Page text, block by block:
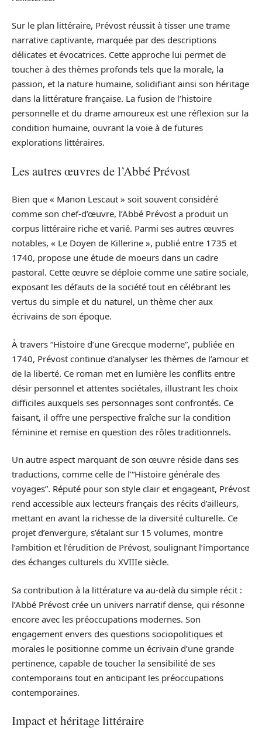
Sur le plan littéraire, Prévost réussit à tisser une trame
narrative captivante, marquée par des descriptions
délicates et évocatrices. Cette approche lui permet de
toucher à des thèmes profonds tels que la morale, la
passion, et la nature humaine, solidifiant ainsi son héritage
dans la littérature française. La fusion de l’histoire
personnelle et du drame amoureux est une réflexion sur la
condition humaine, ouvrant la voie à de futures
explorations littéraires.
Les autres œuvres de l’Abbé Prévost
Bien que « Manon Lescaut » soit souvent considéré
comme son chef-d’œuvre, l’Abbé Prévost a produit un
corpus littéraire riche et varié. Parmi ses autres œuvres
notables, « Le Doyen de Killerine », publié entre 1735 et
1740, propose une étude de moeurs dans un cadre
pastoral. Cette œuvre se déploie comme une satire sociale,
exposant les défauts de la société tout en célébrant les
vertus du simple et du naturel, un thème cher aux
écrivains de son époque.
À travers “Histoire d’une Grecque moderne”, publiée en
1740, Prévost continue d’analyser les thèmes de l’amour et
de la liberté. Ce roman met en lumière les conflits entre
désir personnel et attentes sociétales, illustrant les choix
difficiles auxquels ses personnages sont confrontés. Ce
faisant, il offre une perspective fraîche sur la condition
féminine et remise en question des rôles traditionnels.
Un autre aspect marquant de son œuvre réside dans ses
traductions, comme celle de l’“Histoire générale des
voyages”. Réputé pour son style clair et engageant, Prévost
rend accessible aux lecteurs français des récits d’ailleurs,
mettant en avant la richesse de la diversité culturelle. Ce
projet d’envergure, s’étalant sur 15 volumes, montre
l’ambition et l’érudition de Prévost, soulignant l’importance
des échanges culturels du XVIIIe siècle.
Sa contribution à la littérature va au-delà du simple récit :
l’Abbé Prévost crée un univers narratif dense, qui résonne
encore avec les préoccupations modernes. Son
engagement envers des questions sociopolitiques et
morales le positionne comme un écrivain d’une grande
pertinence, capable de toucher la sensibilité de ses
contemporains tout en anticipant les préoccupations
contemporaines.
Impact et héritage littéraire